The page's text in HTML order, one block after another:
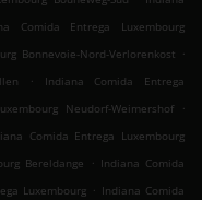
Comida Entrega Luxembourg
Bonnevoie-Nord-Verlorenkost .
.
Indiana Comida Entrega
Neudorf-Weimershof
.
Comida Entrega Luxembourg
Bereldange . Indiana Comida
Luxembourg . Indiana Comida